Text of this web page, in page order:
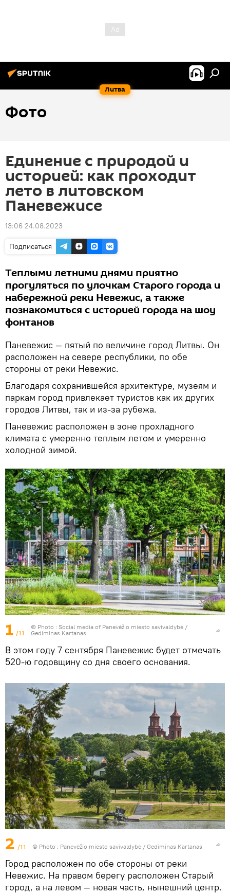
Литва
Фото
Единение с природой и
историей: как проходит
лето в литовском
Паневежисе
13:06 24.08.2023
Подписаться
Теплыми летними днями приятно
прогуляться по улочкам Старого города и
набережной реки Невежис, а также
познакомиться с историей города на шоу
фонтанов
Паневежис — пятый по величине город Литвы. Он
расположен на севере республики, по обе
стороны от реки Невежис.
Благодаря сохранившейся архитектуре, музеям и
паркам город привлекает туристов как их других
городов Литвы, так и из-за рубежа.
Паневежис расположен в зоне прохладного
климата с умеренно теплым летом и умеренно
холодной зимой.
1 /11
© Photo : Social media of Panevėžio miesto savivaldybė /
Gediminas Kartanas
В этом году 7 сентября Паневежис будет отмечать
520-ю годовщину со дня своего основания.
2 /11 © Photo : Panevėžio miesto savivaldybė / Gediminas Kartanas
Город расположен по обе стороны от реки
Невежис. На правом берегу расположен Старый
город, а на левом — новая часть, нынешний центр.